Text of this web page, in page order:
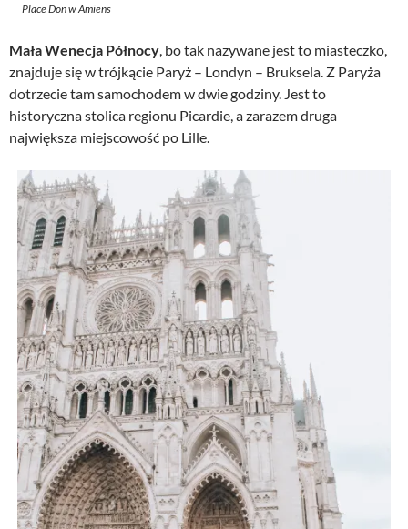
Place Don w Amiens
Mała Wenecja Północy , bo tak nazywane jest to miasteczko,
znajduje się w trójkącie Paryż – Londyn – Bruksela. Z Paryża
dotrzecie tam samochodem w dwie godziny. Jest to
historyczna stolica regionu Picardie, a zarazem druga
największa miejscowość po Lille.